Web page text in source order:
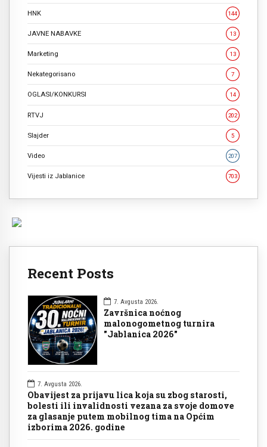
HNK 144
JAVNE NABAVKE 13
Marketing 13
Nekategorisano 7
OGLASI/KONKURSI 14
RTVJ 202
Slajder 5
Video 207
Vijesti iz Jablanice 703
Recent Posts
7. Avgusta 2026.
Završnica noćnog
malonogometnog turnira
"Jablanica 2026"
7. Avgusta 2026.
Obavijest za prijavu lica koja su zbog starosti,
bolesti ili invalidnosti vezana za svoje domove
za glasanje putem mobilnog tima na Općim
izborima 2026. godine